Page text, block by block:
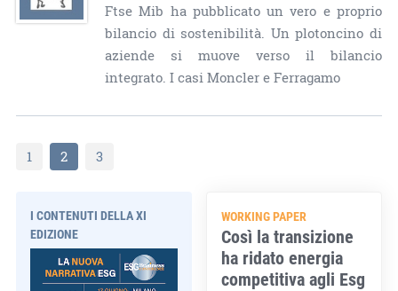
Ftse Mib ha pubblicato un vero e proprio
bilancio di sostenibilità. Un plotoncino di
aziende si muove verso il bilancio
integrato. I casi Moncler e Ferragamo
1 2 3
I CONTENUTI DELLA XI
EDIZIONE
WORKING PAPER
Così la transizione
ha ridato energia
competitiva agli Esg